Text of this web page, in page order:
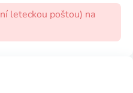
leteckou poštou) na